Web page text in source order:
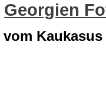
Georgien
vom